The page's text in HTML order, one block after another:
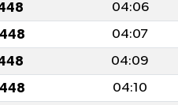
04:06
04:07
04:09
04:10